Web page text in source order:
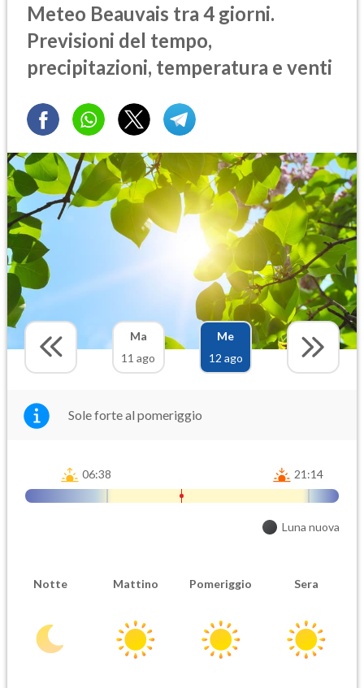
Meteo Beauvais tra 4 giorni.
Previsioni del tempo,
precipitazioni, temperatura e venti
Ma
11 ago
Me
12 ago
Sole forte al pomeriggio
06:38 21:14
Luna nuova
Notte Mattino Pomeriggio Sera